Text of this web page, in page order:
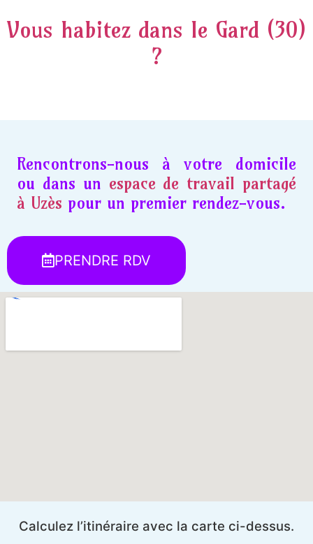
Vous habitez dans le Gard (30)
?
Rencontrons-nous à votre domicile
ou dans un espace de travail partagé
à Uzès pour un premier rendez-vous.
PRENDRE RDV
Calculez l’itinéraire avec la carte ci-dessus.